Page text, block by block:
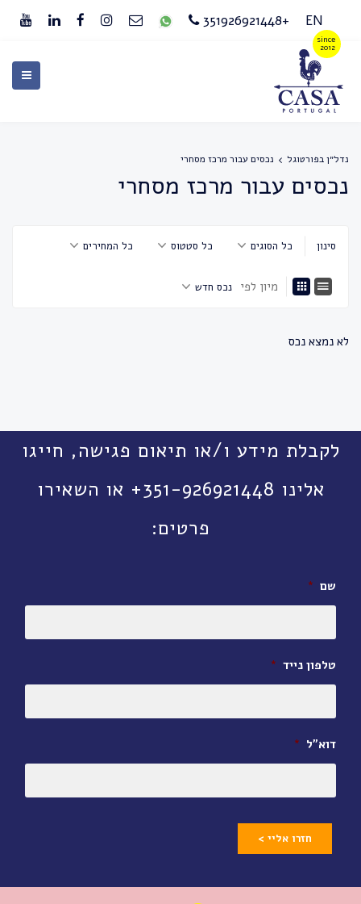
EN
+351926921448
נדל״ן בפורטוגל נכסים עבור מרכז מסחרי
נכסים עבור מרכז מסחרי
סינון כל הסוגים כל סטטוס כל המחירים
מיון לפי נכס חדש
לא נמצא נכס
לקבלת מידע ו/או תיאום פגישה, חייגו
אלינו 351-926921448+ או השאירו
פרטים:
שם *
טלפון נייד *
דוא״ל *
חזרו אליי >